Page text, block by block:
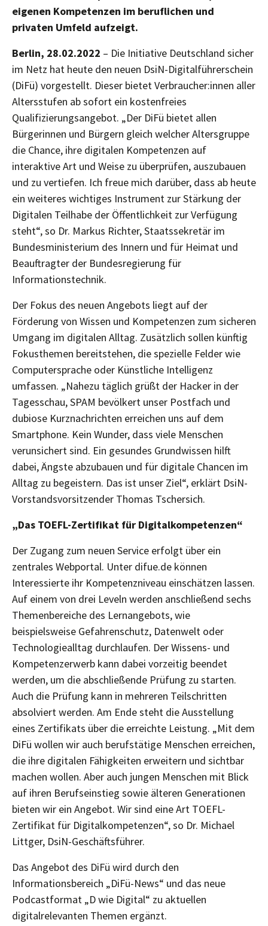
eigenen Kompetenzen im beruflichen und
privaten Umfeld aufzeigt.
Berlin, 28.02.2022 – Die Initiative Deutschland sicher
im Netz hat heute den neuen DsiN-Digitalführerschein
(DiFü) vorgestellt. Dieser bietet Verbraucher:innen aller
Altersstufen ab sofort ein kostenfreies
Qualifizierungsangebot. „Der DiFü bietet allen
Bürgerinnen und Bürgern gleich welcher Altersgruppe
die Chance, ihre digitalen Kompetenzen auf
interaktive Art und Weise zu überprüfen, auszubauen
und zu vertiefen. Ich freue mich darüber, dass ab heute
ein weiteres wichtiges Instrument zur Stärkung der
Digitalen Teilhabe der Öffentlichkeit zur Verfügung
steht“, so Dr. Markus Richter, Staatssekretär im
Bundesministerium des Innern und für Heimat und
Beauftragter der Bundesregierung für
Informationstechnik.
Der Fokus des neuen Angebots liegt auf der
Förderung von Wissen und Kompetenzen zum sicheren
Umgang im digitalen Alltag. Zusätzlich sollen künftig
Fokusthemen bereitstehen, die spezielle Felder wie
Computersprache oder Künstliche Intelligenz
umfassen. „Nahezu täglich grüßt der Hacker in der
Tagesschau, SPAM bevölkert unser Postfach und
dubiose Kurznachrichten erreichen uns auf dem
Smartphone. Kein Wunder, dass viele Menschen
verunsichert sind. Ein gesundes Grundwissen hilft
dabei, Ängste abzubauen und für digitale Chancen im
Alltag zu begeistern. Das ist unser Ziel“, erklärt DsiN-
Vorstandsvorsitzender Thomas Tschersich.
„Das TOEFL-Zertifikat für Digitalkompetenzen“
Der Zugang zum neuen Service erfolgt über ein
zentrales Webportal. Unter difue.de können
Interessierte ihr Kompetenzniveau einschätzen lassen.
Auf einem von drei Leveln werden anschließend sechs
Themenbereiche des Lernangebots, wie
beispielsweise Gefahrenschutz, Datenwelt oder
Technologiealltag durchlaufen. Der Wissens- und
Kompetenzerwerb kann dabei vorzeitig beendet
werden, um die abschließende Prüfung zu starten.
Auch die Prüfung kann in mehreren Teilschritten
absolviert werden. Am Ende steht die Ausstellung
eines Zertifikats über die erreichte Leistung. „Mit dem
DiFü wollen wir auch berufstätige Menschen erreichen,
die ihre digitalen Fähigkeiten erweitern und sichtbar
machen wollen. Aber auch jungen Menschen mit Blick
auf ihren Berufseinstieg sowie älteren Generationen
bieten wir ein Angebot. Wir sind eine Art TOEFL-
Zertifikat für Digitalkompetenzen“, so Dr. Michael
Littger, DsiN-Geschäftsführer.
Das Angebot des DiFü wird durch den
Informationsbereich „DiFü-News“ und das neue
Podcastformat „D wie Digital“ zu aktuellen
digitalrelevanten Themen ergänzt.